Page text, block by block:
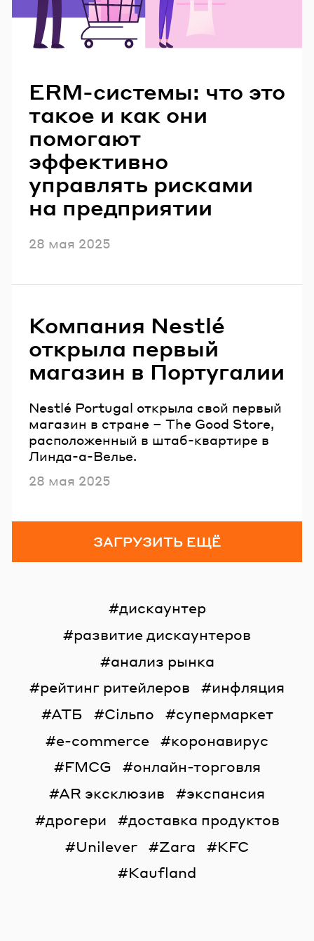
ERM-системы: что это
такое и как они
помогают
эффективно
управлять рисками
на предприятии
Опубликовано
28 мая 2025
Компания Nestlé
открыла первый
магазин в Португалии
Nestlé Portugal открыла свой первый
магазин в стране – The Good Store,
расположенный в штаб-квартире в
Линда-а-Велье.
Опубликовано
28 мая 2025
ЗАГРУЗИТЬ ЕЩЁ
дискаунтер
развитие дискаунтеров
анализ рынка
рейтинг ритейлеров
инфляция
АТБ
Сільпо
супермаркет
e-commerce
коронавирус
FMCG
онлайн-торговля
AR эксклюзив
экспансия
дрогери
доставка продуктов
Unilever
Zara
KFC
Kaufland